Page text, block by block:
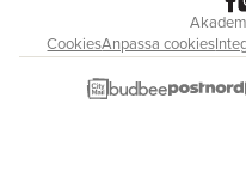
CookiesAnpassa cookies